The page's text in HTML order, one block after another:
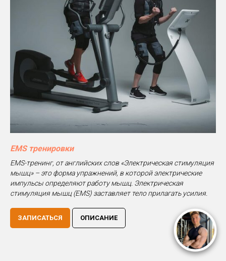
EMS тренировки
EMS-тренинг, от английских слов «Электрическая стимуляция
мышц» – это форма упражнений, в которой электрические
импульсы определяют работу мышц. Электрическая
стимуляция мышц (EMS) заставляет тело прилагать усилия.
ЗАПИСАТЬСЯ ОПИСАНИЕ